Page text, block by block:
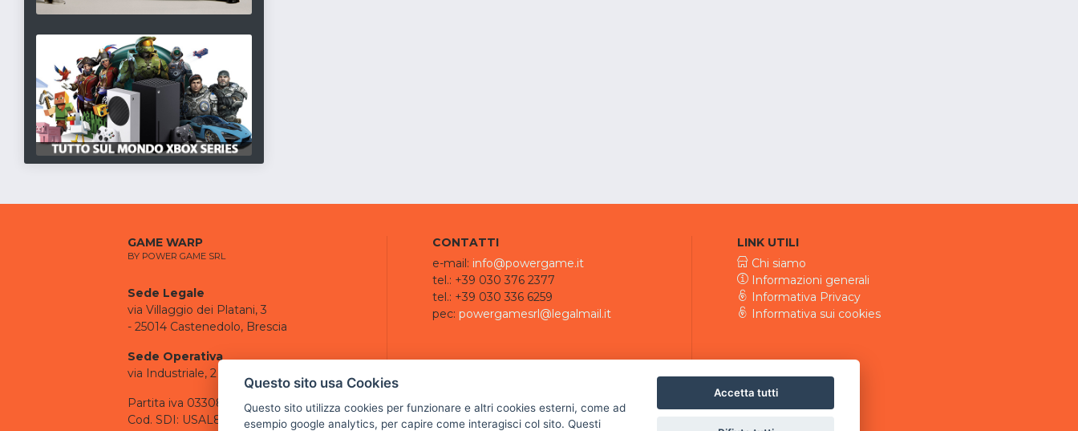
GAME WARP
BY POWER GAME SRL
Sede Legale
via Villaggio dei Platani, 3
- 25014 Castenedolo, Brescia
Sede Operativa
via Industriale, 2 - 25082 Botticino, BS
Partita iva 03308130982
Cod. SDI: USAL8PV
CONTATTI
e-mail: info@powergame.it
tel.: +39 030 376 2377
tel.: +39 030 336 6259
pec: powergamesrl@legalmail.it
LINK UTILI
Chi siamo
Informazioni generali
Informativa Privacy
Informativa sui cookies
Questo sito usa Cookies
Questo sito utilizza cookies per funzionare e altri cookies esterni, come ad
esempio google analytics, per capire come interagisci col sito. Questi
Accetta tutti